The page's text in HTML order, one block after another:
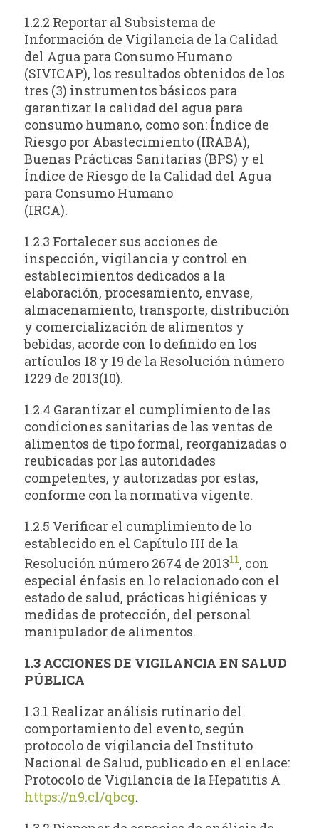
1.2.2 Reportar al Subsistema de
Información de Vigilancia de la Calidad
del Agua para Consumo Humano
(SIVICAP), los resultados obtenidos de los
tres (3) instrumentos básicos para
garantizar la calidad del agua para
consumo humano, como son: Índice de
Riesgo por Abastecimiento (IRABA),
Buenas Prácticas Sanitarias (BPS) y el
Índice de Riesgo de la Calidad del Agua
para Consumo Humano
(IRCA).
1.2.3 Fortalecer sus acciones de
inspección, vigilancia y control en
establecimientos dedicados a la
elaboración, procesamiento, envase,
almacenamiento, transporte, distribución
y comercialización de alimentos y
bebidas, acorde con lo definido en los
artículos 18 y 19 de la Resolución número
1229 de 2013(10).
1.2.4 Garantizar el cumplimiento de las
condiciones sanitarias de las ventas de
alimentos de tipo formal, reorganizadas o
reubicadas por las autoridades
competentes, y autorizadas por estas,
conforme con la normativa vigente.
1.2.5 Verificar el cumplimiento de lo
establecido en el Capítulo III de la
Resolución número 2674 de 201311, con
especial énfasis en lo relacionado con el
estado de salud, prácticas higiénicas y
medidas de protección, del personal
manipulador de alimentos.
1.3 ACCIONES DE VIGILANCIA EN SALUD
PÚBLICA
1.3.1 Realizar análisis rutinario del
comportamiento del evento, según
protocolo de vigilancia del Instituto
Nacional de Salud, publicado en el enlace:
Protocolo de Vigilancia de la Hepatitis A
https://n9.cl/qbcg.